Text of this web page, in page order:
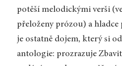
potěší melodickými verši
přeloženy prózou) a
je ostatně dojem, který si
antologie: prozrazuje